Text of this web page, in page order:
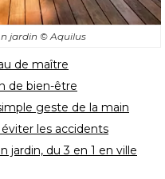
jardin © Aquilus
de maître
de bien-être
geste de la main
les accidents
jardin, du 3 en 1 en ville